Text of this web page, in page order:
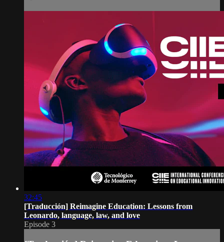
32:45
[Traducción] Reimagine Education: Lessons from
Leonardo, language, law, and love
Episode 3